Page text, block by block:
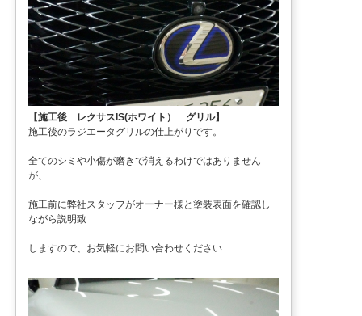
【施工後 レクサスIS(ホワイト） グリル】
施工後のラジエータグリルの仕上がりです。
全てのシミや小傷が磨きで消えるわけではありません
が、
施工前に弊社スタッフがオーナー様と塗装表面を確認し
ながら説明致
しますので、お気軽にお問い合わせください